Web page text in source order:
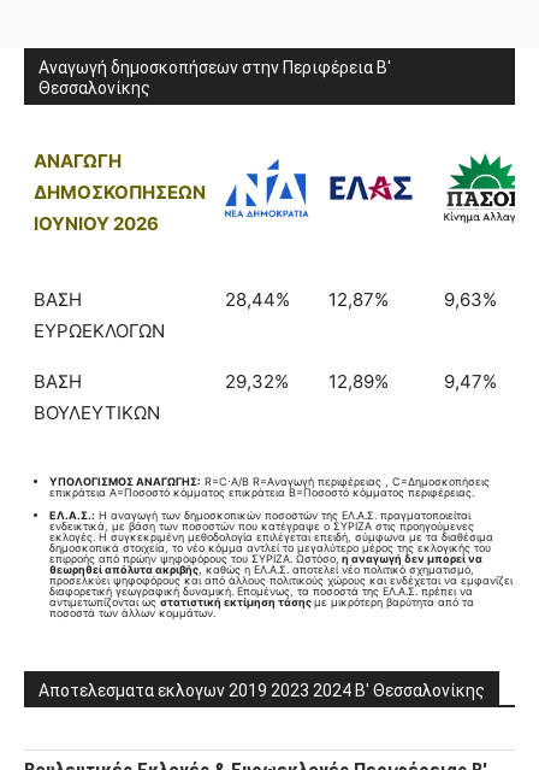
Αναγωγή δημοσκοπήσεων στην Περιφέρεια B'
Θεσσαλονίκης
ΑΝΑΓΩΓΗ
ΔΗΜΟΣΚΟΠΗΣΕΩΝ
ΙΟΥΝΙΟΥ 2026
ΒΑΣΗ
ΕΥΡΩΕΚΛΟΓΩΝ
28,44% 12,87% 9,63%
ΒΑΣΗ
ΒΟΥΛΕΥΤΙΚΩΝ
29,32% 12,89% 9,47%
ΥΠΟΛΟΓΙΣΜΟΣ ΑΝΑΓΩΓΗΣ: R=C⋅A/B​ R=Aναγωγή περιφέρειας , C=Δημοσκοπήσεις
επικράτεια A=Ποσοστό κόμματος επικράτεια B=Ποσοστό κόμματος περιφέρειας.
ΕΛ.Α.Σ.: Η αναγωγή των δημοσκοπικών ποσοστών της ΕΛ.Α.Σ. πραγματοποιείται
ενδεικτικά, με βάση των ποσοστών που κατέγραψε ο ΣΥΡΙΖΑ στις προηγούμενες
εκλογές. Η συγκεκριμένη μεθοδολογία επιλέγεται επειδή, σύμφωνα με τα διαθέσιμα
δημοσκοπικά στοιχεία, το νέο κόμμα αντλεί το μεγαλύτερο μέρος της εκλογικής του
επιρροής από πρώην ψηφοφόρους του ΣΥΡΙΖΑ. Ωστόσο, η αναγωγή δεν μπορεί να
θεωρηθεί απόλυτα ακριβής , καθώς η ΕΛ.Α.Σ. αποτελεί νέο πολιτικό σχηματισμό,
προσελκύει ψηφοφόρους και από άλλους πολιτικούς χώρους και ενδέχεται να εμφανίζει
διαφορετική γεωγραφική δυναμική. Επομένως, τα ποσοστά της ΕΛ.Α.Σ. πρέπει να
αντιμετωπίζονται ωςστατιστική εκτίμηση τάσηςμε μικρότερη βαρύτητα από τα
ποσοστά των άλλων κομμάτων.
Αποτελεσματα εκλογων 2019 2023 2024 Β' Θεσσαλονίκης